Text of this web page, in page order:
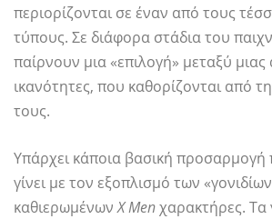
περιορίζονται σε έναν από τους
τύπους. Σε διάφορα στάδια του
παίρνουν μια «επιλογή» μεταξύ μιας
ικανότητες, που καθορίζονται από
τους.
Υπάρχει κάποια βασική προσαρμογή
γίνει με τον εξοπλισμό των
καθιερωμένωνX Menχαρακτήρες. Τα